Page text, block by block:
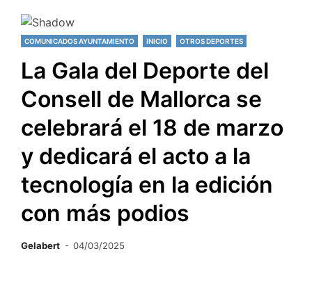
COMUNICADOS AYUNTAMIENTO INICIO OTROS DEPORTES
La Gala del Deporte del
Consell de Mallorca se
celebrará el 18 de marzo
y dedicará el acto a la
tecnología en la edición
con más podios
Gelabert 04/03/2025